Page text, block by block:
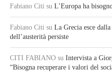
Fabiano Citi su L’Europa ha
Fabiano Citi su La Grecia esce
dell’austerità persiste
CITI FABIANO su Intervista a
“Bisogna recuperare i valori del